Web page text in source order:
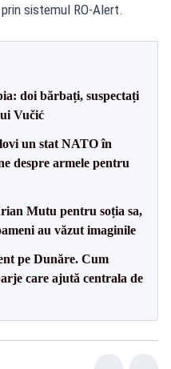
sistemul RO-Alert.
doi bărbați, suspectați
Vučić
un stat NATO în
despre armele pentru
Mutu pentru soția sa,
au văzut imaginile
pe Dunăre. Cum
care ajută centrala de